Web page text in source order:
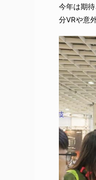
今年は期
分VRや意